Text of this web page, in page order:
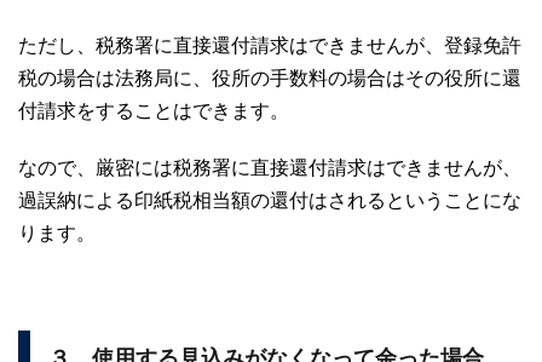
ただし、税務署に直接還付請求はできませんが、登録免許
税の場合は法務局に、役所の手数料の場合はその役所に還
付請求をすることはできます。
なので、厳密には税務署に直接還付請求はできませんが、
過誤納による印紙税相当額の還付はされるということにな
ります。